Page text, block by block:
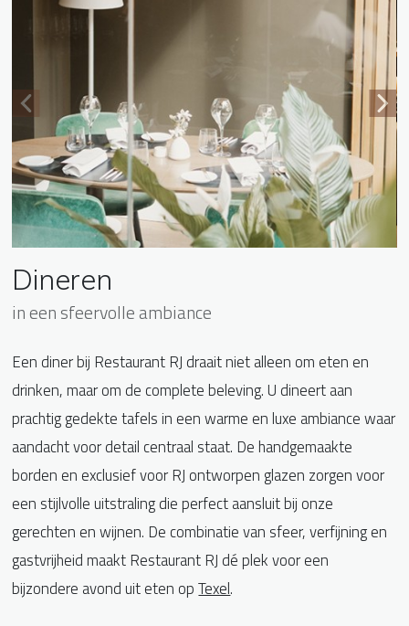
Dineren
in een sfeervolle ambiance
Een diner bij Restaurant RJ draait niet alleen om eten en
drinken, maar om de complete beleving. U dineert aan
prachtig gedekte tafels in een warme en luxe ambiance waar
aandacht voor detail centraal staat. De handgemaakte
borden en exclusief voor RJ ontworpen glazen zorgen voor
een stijlvolle uitstraling die perfect aansluit bij onze
gerechten en wijnen. De combinatie van sfeer, verfijning en
gastvrijheid maakt Restaurant RJ dé plek voor een
bijzondere avond uit eten opTexel.